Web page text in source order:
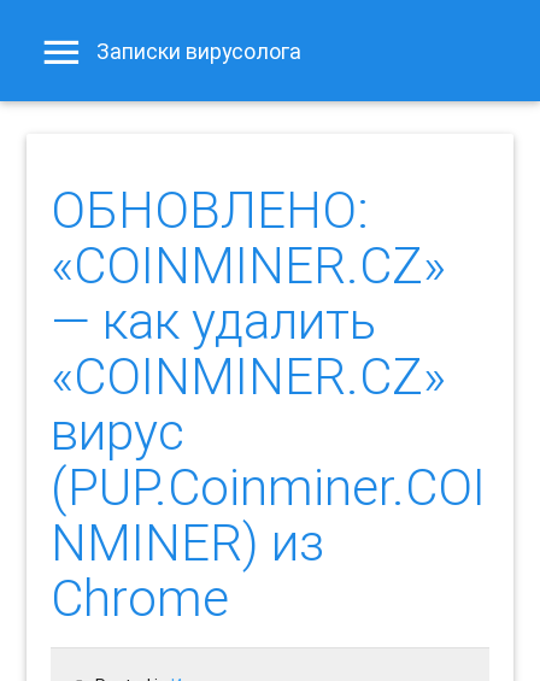
Записки вирусолога
ОБНОВЛЕНО:
«COINMINER.CZ»
— как удалить
«COINMINER.CZ»
вирус
(PUP.Coinminer.COI
NMINER) из
Chrome